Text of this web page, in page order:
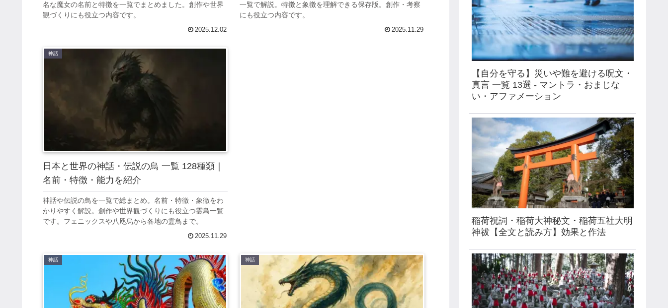
名な魔女の名前と特徴を一覧でまとめました。創作や世界
観づくりにも役立つ内容です。
2025.12.02
一覧で解説。特徴と象徴を理解できる保存版。創作・考察
にも役立つ内容です。
2025.11.29
神話
日本と世界の神話・伝説の鳥 一覧 128種類｜
名前・特徴・能力を紹介
神話や伝説の鳥を一覧で総まとめ。名前・特徴・象徴をわ
かりやすく解説。創作や世界観づくりにも役立つ霊鳥一覧
です。フェニックスや八咫烏から各地の霊鳥まで。
2025.11.29
神話 神話
【自分を守る】災いや難を避ける呪文・
真言 一覧 13選 - マントラ・おまじな
い・アファメーション
稲荷祝詞・稲荷大神秘文・稲荷五社大明
神祓【全文と読み方】効果と作法